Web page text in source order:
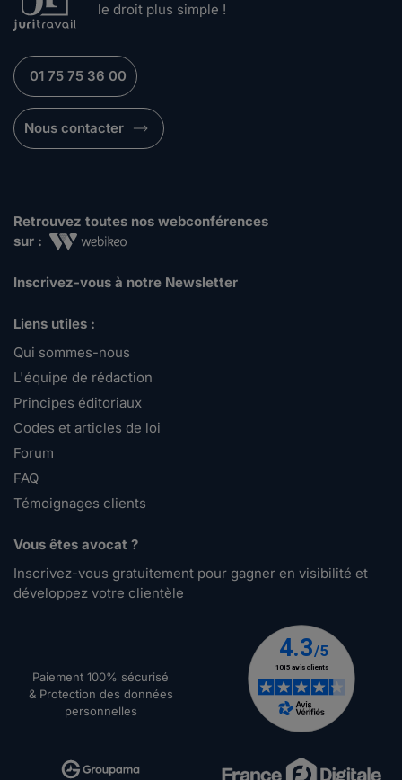
le droit plus simple !
01 75 75 36 00
Nous contacter
Retrouvez toutes nos webconférences
sur :
Inscrivez-vous à notre Newsletter
Liens utiles :
Qui sommes-nous
L'équipe de rédaction
Principes éditoriaux
Codes et articles de loi
Forum
FAQ
Témoignages clients
Vous êtes avocat ?
Inscrivez-vous gratuitement pour gagner en visibilité et
développez votre clientèle
Paiement 100% sécurisé
& Protection des données
personnelles